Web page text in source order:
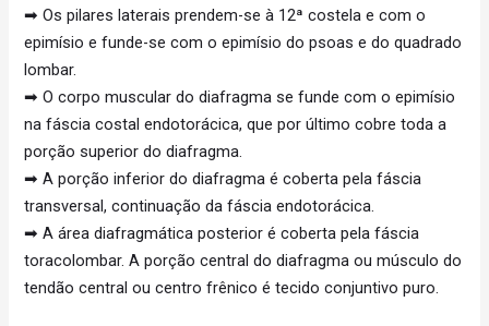
➡ Os pilares laterais prendem-se à 12ª costela e com o
epimísio e funde-se com o epimísio do psoas e do quadrado
lombar.
➡ O corpo muscular do diafragma se funde com o epimísio
na fáscia costal endotorácica, que por último cobre toda a
porção superior do diafragma.
➡ A porção inferior do diafragma é coberta pela fáscia
transversal, continuação da fáscia endotorácica.
➡ A área diafragmática posterior é coberta pela fáscia
toracolombar. A porção central do diafragma ou músculo do
tendão central ou centro frênico é tecido conjuntivo puro.